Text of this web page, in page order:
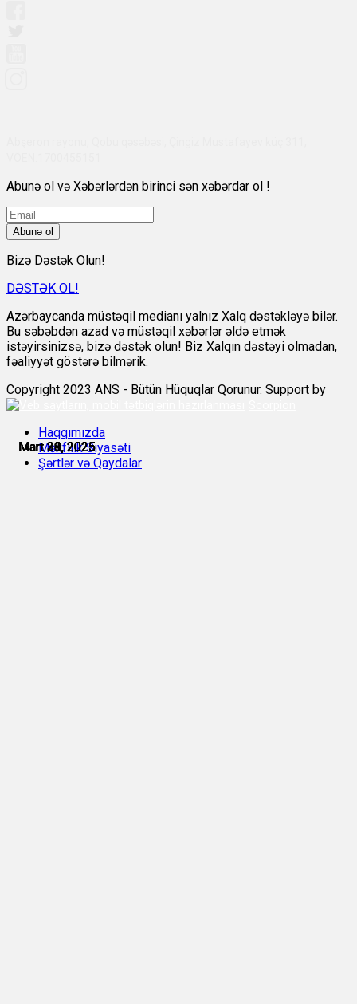
Mart 28, 2025
Mart 29, 2025
Mart 29, 2025
Mart 30, 2025
Mart 30, 2025
Mart 31, 2025
Abunə ol və Xəbərlərdən birinci sən xəbərdar ol !
Abunə ol
Bizə Dəstək Olun!
DƏSTƏK OL!
Azərbaycanda müstəqil medianı yalnız Xalq dəstəkləyə bilər.
Bu səbəbdən azad və müstəqil xəbərlər əldə etmək
istəyirsinizsə, bizə dəstək olun! Biz Xalqın dəstəyi olmadan,
fəaliyyət göstərə bilmərik.
Copyright 2023 ANS - Bütün Hüquqlar Qorunur. Support by
Haqqımızda
Məxfilik Siyasəti
Şərtlər və Qaydalar